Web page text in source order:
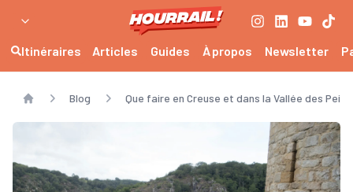
Itinéraires Articles Guides À propos Newsletter
Home
Blog Que faire en Creuse et dans la Vallée des